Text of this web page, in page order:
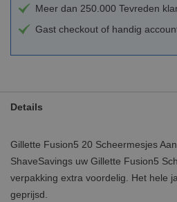
Meer dan 250.000 Tevreden
Gast checkout of handig
Details
Gillette Fusion5 20 Scheermesjes
ShaveSavings uw Gillette Fusion5
verpakking extra voordelig. Het hele
geprijsd.